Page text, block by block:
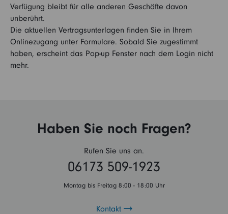
Verfügung bleibt für alle anderen Geschäfte davon
unberührt.
Die aktuellen Vertragsunterlagen finden Sie in Ihrem
Onlinezugang unter Formulare. Sobald Sie zugestimmt
haben, erscheint das Pop-up Fenster nach dem Login nicht
mehr.
Haben Sie noch Fragen?
Rufen Sie uns an.
06173 509-1923
Montag bis Freitag 8:00 - 18:00 Uhr
Kontakt